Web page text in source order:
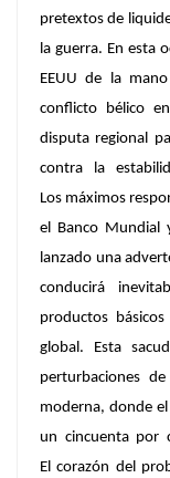
pretextos de
la guerra. En esta
EEUU de la
conflicto bélico
disputa regional
contra la
Los máximos
el Banco Mundial
lanzado una
conducirá
productos
global. Esta
perturbaciones
moderna, donde
un cincuenta por
El corazón del